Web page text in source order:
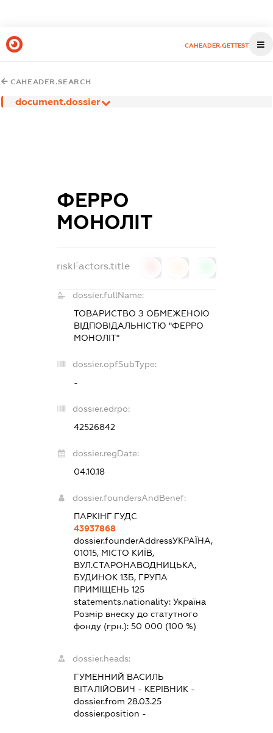
CAHEADER.GETTEST
CAHEADER.SEARCH
document.dossier
ФЕРРО
МОНОЛІТ
riskFactors.title
dossier.fullName:
ТОВАРИСТВО З ОБМЕЖЕНОЮ
ВІДПОВІДАЛЬНІСТЮ "ФЕРРО
МОНОЛІТ"
dossier.opfSubType:
-
dossier.edrpo:
42526842
dossier.regDate:
04.10.18
dossier.foundersAndBenef:
ПАРКІНГ ГУДС
43937868
dossier.founderAddressУКРАЇНА,
01015, МІСТО КИЇВ,
ВУЛ.СТАРОНАВОДНИЦЬКА,
БУДИНОК 13Б, ГРУПА
ПРИМІЩЕНЬ 125
statements.nationality: Україна
Розмір внеску до статутного
фонду (грн.): 50 000 (100 %)
dossier.heads:
ГУМЕННИЙ ВАСИЛЬ
ВІТАЛІЙОВИЧ - КЕРІВНИК -
dossier.from 28.03.25
dossier.position -